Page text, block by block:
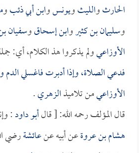
الحارثوالليثويونسوابن أبي ذئبو
وسليمان بن كثيروابن إسحاقوسفيان
الأوزاعيولم يذكروا هذ الكلام، أي:
فدعي الصلاة، وإذا أدبرت فاغسلي
الأوزاعيمن تلاميذالزهري.
قال المؤلف رحمه الله: [ قالأبو داود:
هشام بن عروةعن أبيه عنعائشةرضي